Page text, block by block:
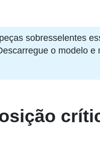
sobresselentes
o modelo e